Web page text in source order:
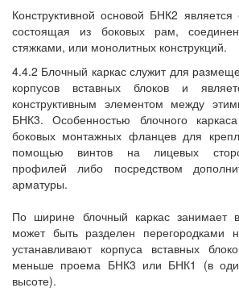
Конструктивной основой БНК2
состоящая из боковых рам,
стяжками, или монолитных конструкций.
4.4.2 Блочный каркас служит для
корпусов вставных блоков и
конструктивным элементом между
БНК3. Особенностью блочного
боковых монтажных фланцев для
помощью винтов на лицевых
профилей либо посредством
арматуры.
По ширине блочный каркас занимает
может быть разделен перегородками
устанавливают корпуса вставных
меньше проема БНК3 или БНК1 (в
высоте).